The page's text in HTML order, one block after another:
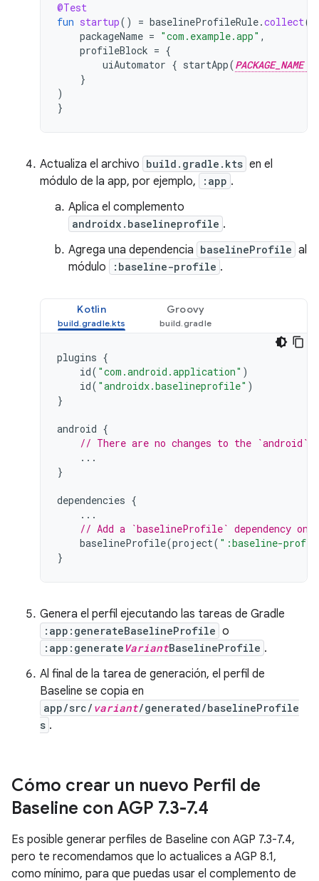
@Test
fun startup() = baselineProfileRule.collect(
packageName = "com.example.app" ,
profileBlock = {
uiAutomator { startApp(PACKAGE_NAME
}
)
}
Actualiza el archivo build.gradle.kts en el
módulo de la app, por ejemplo,
:app .
Aplica el complemento
androidx.baselineprofile .
Agrega una dependencia baselineProfile al
módulo
:baseline-profile .
Kotlin Groovy
plugins {
id( "com.android.application" )
id( "androidx.baselineprofile" )
}
android {
// There are no changes to the `android`
...
}
dependencies {
...
// Add a `baselineProfile` dependency
baselineProfile(project( ":baseline-
}
Genera el perfil ejecutando las tareas de Gradle
:app:generateBaselineProfile o
:app:generate VariantBaselineProfile .
Al final de la tarea de generación, el perfil de
Baseline se copia en
app/src/ variant/generated/baselineProfile
s .
Cómo crear un nuevo Perfil de
Baseline con AGP 7.3-7.4
Es posible generar perfiles de Baseline con AGP 7.3-7.4,
pero te recomendamos que lo actualices a AGP 8.1,
como mínimo, para que puedas usar el complemento de